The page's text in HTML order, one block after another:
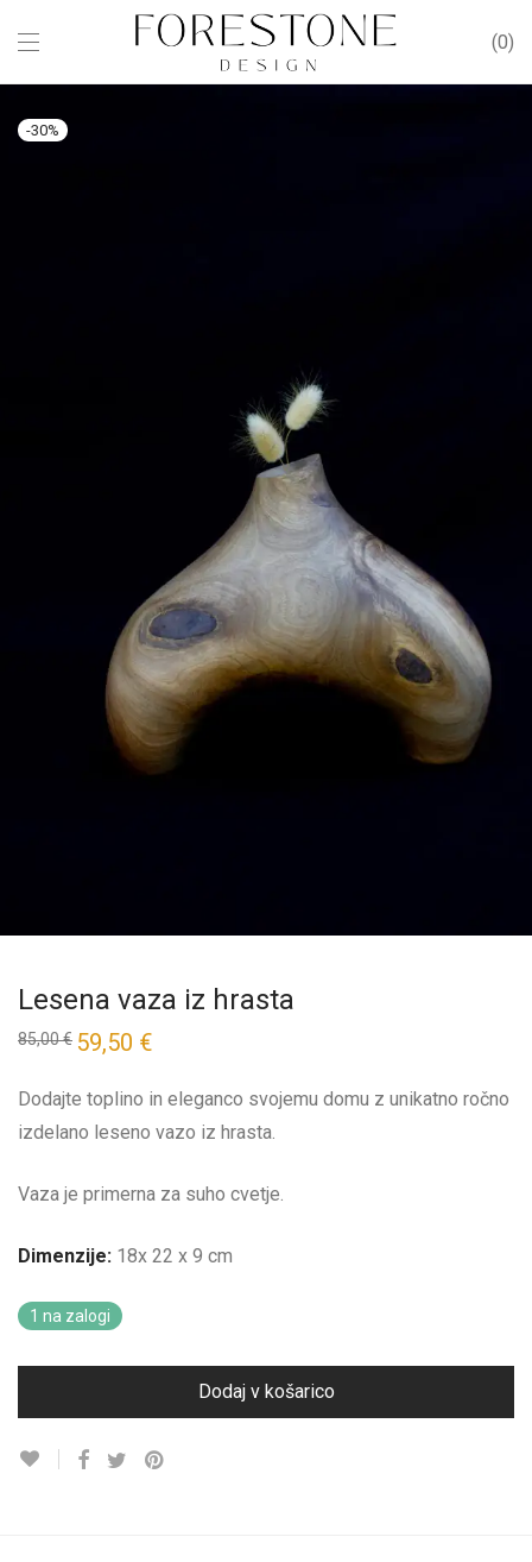
0
-30%
Lesena vaza iz hrasta
85,00€ 59,50 €
Dodajte toplino in eleganco svojemu domu z unikatno ročno
izdelano leseno vazo iz hrasta.
Vaza je primerna za suho cvetje.
Dimenzije: 18x 22 x 9 cm
1 na zalogi
Dodaj v košarico